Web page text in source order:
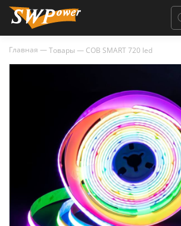
Главная —Товары — COB SMART 720 led